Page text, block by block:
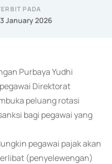
PADA
January 2026
Purbaya Yudhi
Direktorat
peluang rotasi
bagi pegawai yang
pegawai pajak akan
(penyelewengan)